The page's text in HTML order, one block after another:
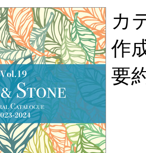
カ
作
要